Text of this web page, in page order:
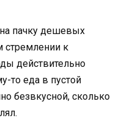
пачку дешевых
стремлении к
действительно
то еда в пустой
безвкусной, сколько